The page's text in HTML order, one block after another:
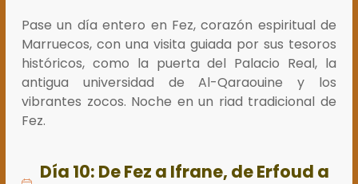
Pase un día entero en Fez, corazón espiritual de
Marruecos, con una visita guiada por sus tesoros
históricos, como la puerta del Palacio Real, la
antigua universidad de Al-Qaraouine y los
vibrantes zocos. Noche en un riad tradicional de
Fez.
Día 10: De Fez a Ifrane, de Erfoud a